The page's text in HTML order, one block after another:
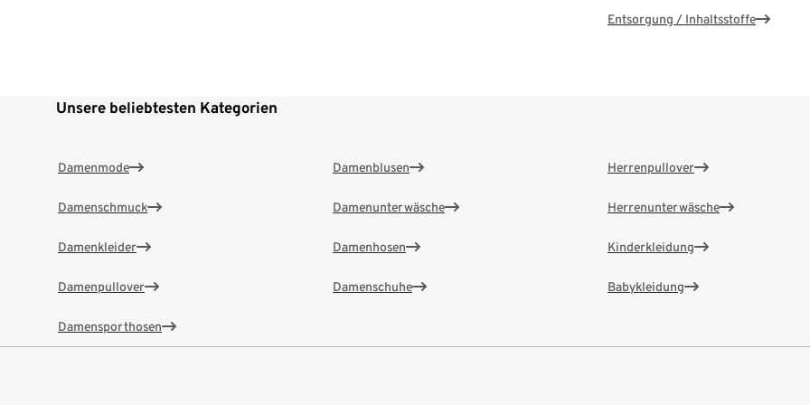
Entsorgung / Inhaltsstoffe
Unsere beliebtesten Kategorien
Damenmode
Damenschmuck
Damenkleider
Damenpullover
Damensporthosen
Damenblusen
Damenunterwäsche
Damenhosen
Damenschuhe
Herrenpullover
Herrenunterwäsche
Kinderkleidung
Babykleidung